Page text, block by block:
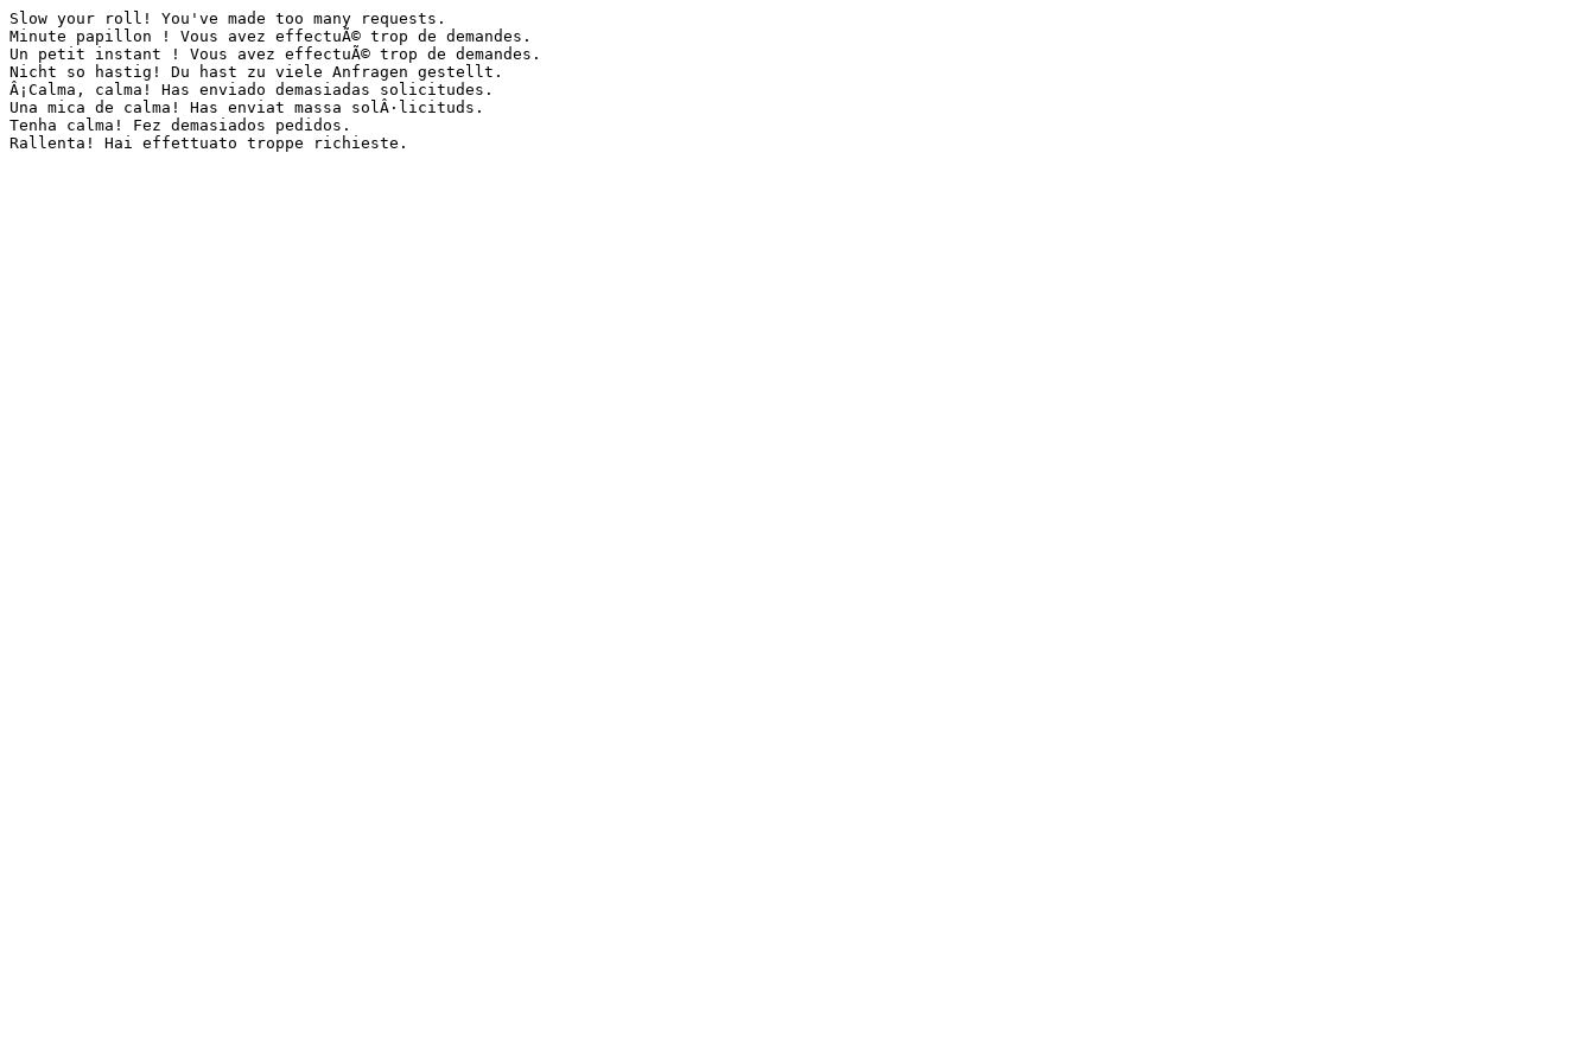
Slow your roll! You've made too many requests.
Minute papillon ! Vous avez effectuÃ© trop de demandes.
Un petit instant ! Vous avez effectuÃ© trop de demandes.
Nicht so hastig! Du hast zu viele Anfragen gestellt.
Â¡Calma, calma! Has enviado demasiadas solicitudes.
Una mica de calma! Has enviat massa solÂ·licituds.
Tenha calma! Fez demasiados pedidos.
Rallenta! Hai effettuato troppe richieste.